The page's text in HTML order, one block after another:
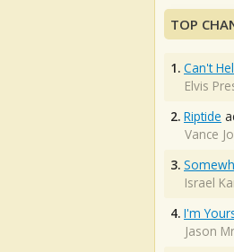
TOP
1. Can't
Elvis
2. Riptide
Vance
3.
Israel
4. I'm
Jason